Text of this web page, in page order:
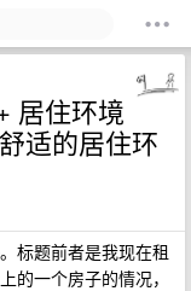
居住环境
适的居住环
标题前者是我现在租
的一个房子的情况，